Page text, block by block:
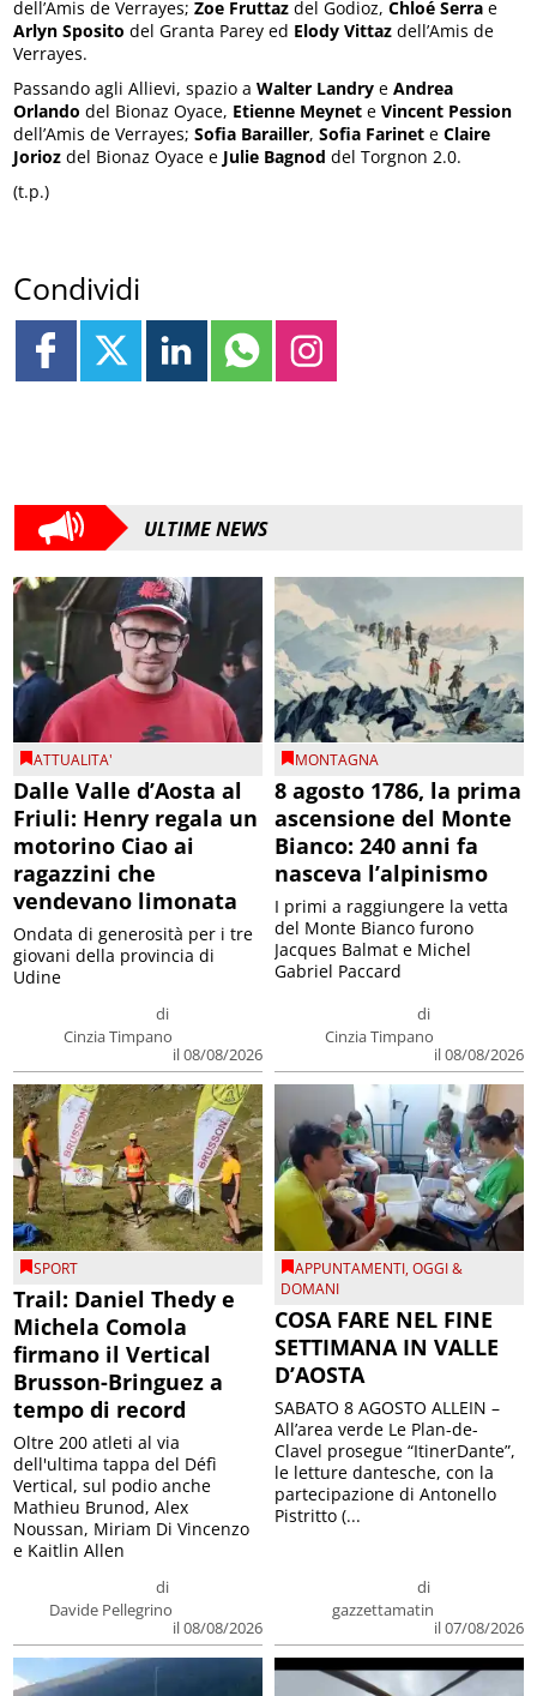
dell’Amis de Verrayes;Zoe Fruttaz del Godioz,Chloé Serra e
Arlyn Sposito del Granta Parey ed Elody Vittaz dell’Amis de
Verrayes.
Passando agli Allievi, spazio aWalter Landry eAndrea
Orlando del Bionaz Oyace, Etienne Meynet eVincent Pession
dell’Amis de Verrayes;Sofia Barailler,Sofia Farinet eClaire
Jorioz del Bionaz Oyace e Julie Bagnod del Torgnon 2.0.
(t.p.)
Condividi
ULTIME NEWS
ATTUALITA'
Dalle Valle d’Aosta al
Friuli: Henry regala un
motorino Ciao ai
ragazzini che
vendevano limonata
di
Cinzia Timpano
il 08/08/2026
Ondata di generosità per i tre
giovani della provincia di
Udine
MONTAGNA
8 agosto 1786, la prima
ascensione del Monte
Bianco: 240 anni fa
nasceva l’alpinismo
di
Cinzia Timpano
il 08/08/2026
I primi a raggiungere la vetta
del Monte Bianco furono
Jacques Balmat e Michel
Gabriel Paccard
SPORT
Trail: Daniel Thedy e
Michela Comola
firmano il Vertical
Brusson-Bringuez a
tempo di record
di
Davide Pellegrino
il 08/08/2026
Oltre 200 atleti al via
dell'ultima tappa del Défì
Vertical, sul podio anche
Mathieu Brunod, Alex
Noussan, Miriam Di Vincenzo
e Kaitlin Allen
APPUNTAMENTI,OGGI &
DOMANI
COSA FARE NEL FINE
SETTIMANA IN VALLE
D’AOSTA
di
gazzettamatin
il 07/08/2026
SABATO 8 AGOSTO ALLEIN –
All’area verde Le Plan-de-
Clavel prosegue “ItinerDante”,
le letture dantesche, con la
partecipazione di Antonello
Pistritto (...